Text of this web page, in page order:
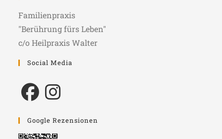
Familienpraxis
"Berührung fürs Leben"
c/o Heilpraxis Walter
Social Media
Google Rezensionen